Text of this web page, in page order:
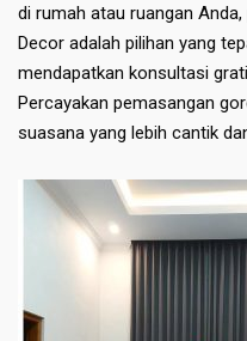
di rumah atau ruangan
Decor adalah pilihan yang
mendapatkan konsultasi
Percayakan pemasangan
suasana yang lebih cantik